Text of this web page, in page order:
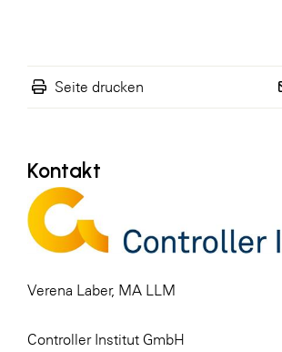
Seite drucken
Kontakt
Verena Laber, MA LLM
Controller Institut GmbH